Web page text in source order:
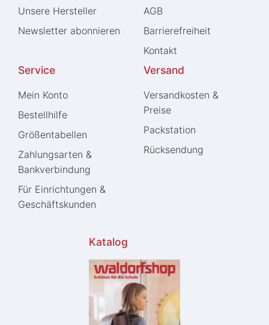
Unsere Hersteller
Newsletter abonnieren
AGB
Barrierefreiheit
Kontakt
Service
Mein Konto
Bestellhilfe
Größentabellen
Zahlungsarten &
Bankverbindung
Für Einrichtungen &
Geschäftskunden
Versand
Versandkosten &
Preise
Packstation
Rücksendung
Katalog